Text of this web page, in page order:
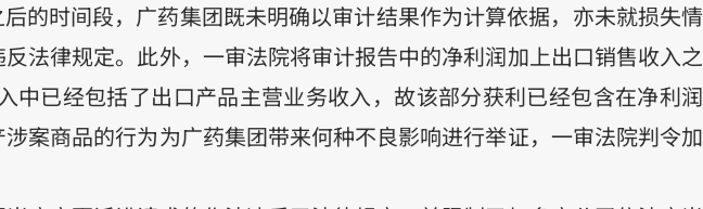
后的时间段，广药集团既未明确以审计结果作为计算依据，亦未就损失情
法律规定。此外，一审法院将审计报告中的净利润加上出口销售收入之
已经包括了出口产品主营业务收入，故该部分获利已经包含在净利润
案商品的行为为广药集团带来何种不良影响进行举证，一审法院判令加